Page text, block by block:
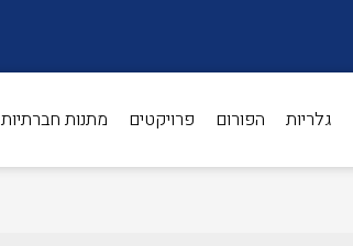
גלריות הפורום פרויקטים מתנות חברתיות